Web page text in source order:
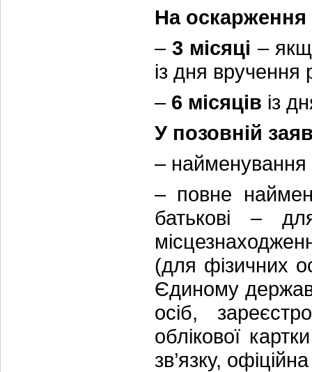
На
–3 місяці –
із дня
– 6 місяців із
У позовній
– найменування
– повне
батькові –
(для фізичних
Єдиному
осіб,
облікової
зв’язку,